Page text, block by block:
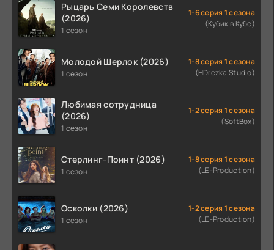
Рыцарь Семи Королевств
(2026)
1 сезон
1-6 серия 1 сезона
(Кубик в Кубе)
Молодой Шерлок (2026)
1 сезон
1-8 серия 1 сезона
(HDrezka Studio)
Любимая сотрудница
(2026)
1 сезон
1-2 серия 1 сезона
(SoftBox)
Стерлинг-Поинт (2026)
1 сезон
1-8 серия 1 сезона
(LE-Production)
Осколки (2026)
1 сезон
1-2 серия 1 сезона
(LE-Production)